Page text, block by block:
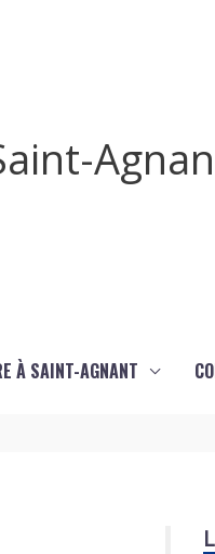
À SAINT-AGNANT